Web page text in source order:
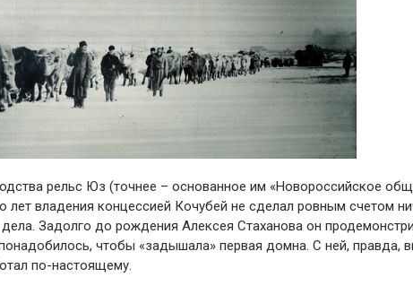
рельс Юз (точнее – основанное им «Новороссийское
лет владения концессией Кочубей не сделал ровным счетом
Задолго до рождения Алексея Стаханова он
чтобы «задышала» первая домна. С ней, правда,
по-настоящему.